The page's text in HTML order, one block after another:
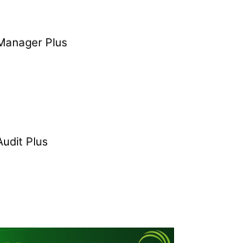
Plus
Plus